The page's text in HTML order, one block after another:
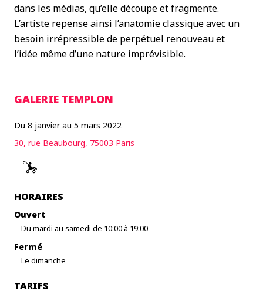
dans les médias, qu’elle découpe et fragmente.
L’artiste repense ainsi l’anatomie classique avec un
besoin irrépressible de perpétuel renouveau et
l’idée même d’une nature imprévisible.
GALERIE TEMPLON
Du 8 janvier au 5 mars 2022
30, rue Beaubourg, 75003 Paris
HORAIRES
Ouvert
Du mardi au samedi de 10:00 à 19:00
Fermé
Le dimanche
TARIFS